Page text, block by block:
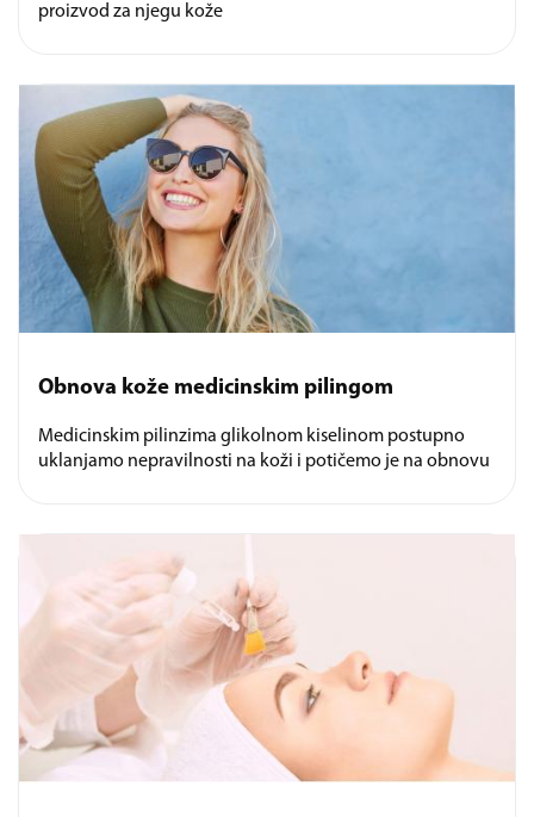
proizvod za njegu kože
Obnova kože medicinskim pilingom
Medicinskim pilinzima glikolnom kiselinom postupno
uklanjamo nepravilnosti na koži i potičemo je na obnovu